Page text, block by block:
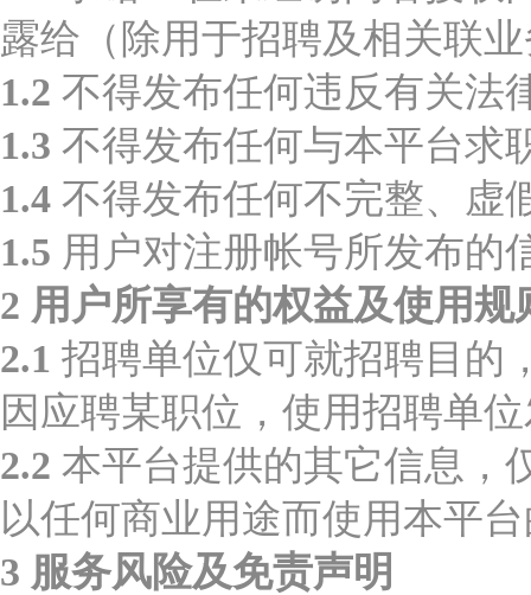
露给（除用于招聘及相关联
1.2 不得发布任何违反有关法
1.3 不得发布任何与本平台求
1.4 不得发布任何不完整、虚
1.5 用户对注册帐号所发布的
2 用户所享有的权益及使用规
2.1 招聘单位仅可就招聘目的
因应聘某职位，使用招聘单
2.2 本平台提供的其它信息，
以任何商业用途而使用本平
3 服务风险及免责声明